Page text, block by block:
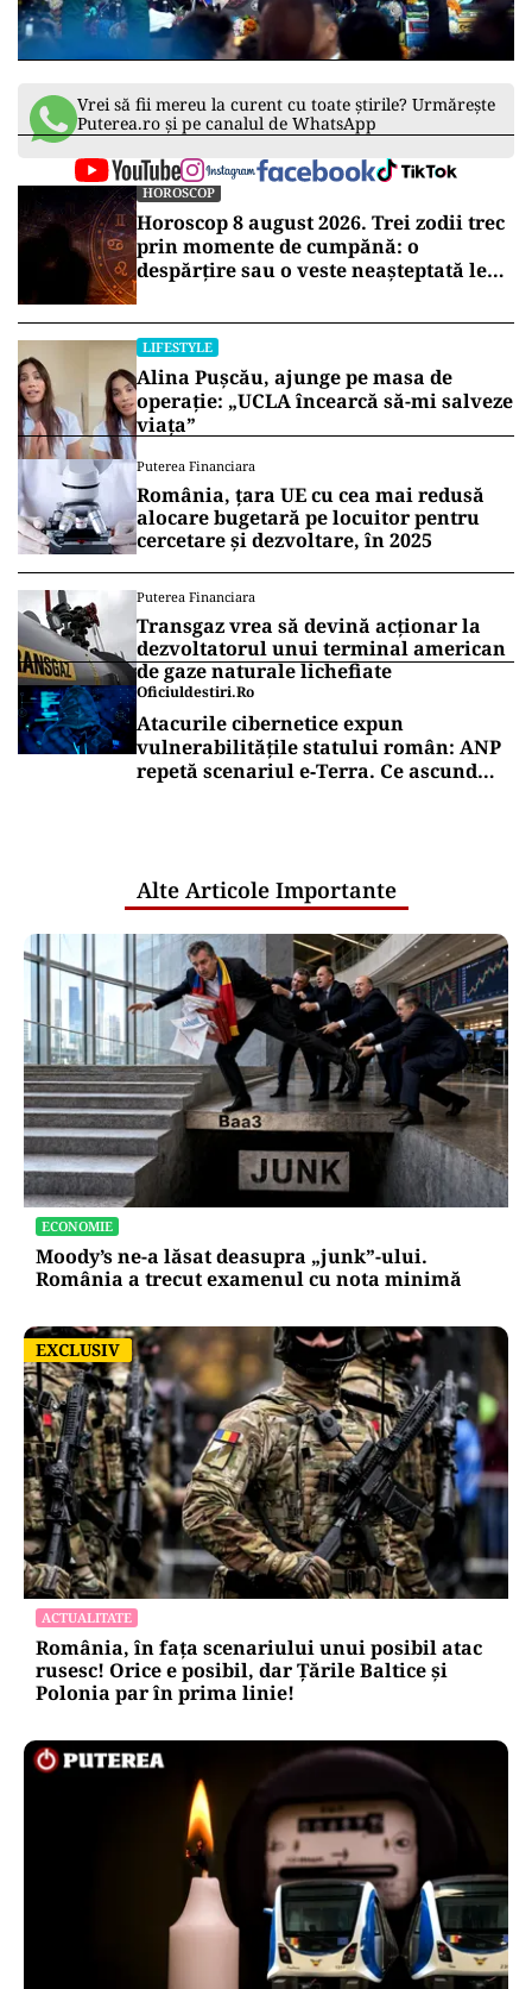
Vrei să fii mereu la curent cu toate știrile? Urmărește
Puterea.ro și pe canalul de WhatsApp
HOROSCOP
Horoscop 8 august 2026. Trei zodii trec
prin momente de cumpănă: o
despărțire sau o veste neașteptată le
LIFESTYLE
Alina Pușcău, ajunge pe masa de
operație: „UCLA încearcă să-mi salveze
viața”
Puterea Financiara
România, țara UE cu cea mai redusă
alocare bugetară pe locuitor pentru
cercetare și dezvoltare, în 2025
Puterea Financiara
Transgaz vrea să devină acționar la
dezvoltatorul unui terminal american
de gaze naturale lichefiate
Oficiuldestiri.ro
Atacurile cibernetice expun
vulnerabilitățile statului român: ANP
repetă scenariul e‑Terra. Ce ascund
Alte Articole Importante
ECONOMIE
Moody’s ne-a lăsat deasupra „junk”-ului.
România a trecut examenul cu nota minimă
EXCLUSIV
EXCLUSIV
ACTUALITATE
România, în fața scenariului unui posibil atac
rusesc! Orice e posibil, dar Țările Baltice și
Polonia par în prima linie!